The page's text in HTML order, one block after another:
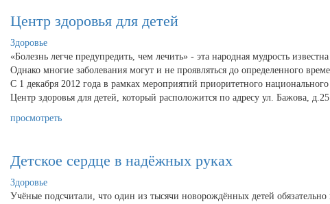
Центр здоровья для детей
Здоровье
«Болезнь легче предупредить, чем лечить» - эта народная мудрость
Однако многие заболевания могут и не проявляться до определенного
С 1 декабря 2012 года в рамках мероприятий приоритетного
Центр здоровья для детей, который расположится по адресу ул. Бажова,
просмотреть
Детское сердце в надёжных руках
Здоровье
Учёные подсчитали, что один из тысячи новорождённых детей